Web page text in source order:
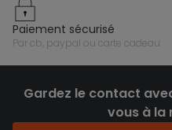
paiement sécurisé
par cb, paypal ou carte cadeau
Gardez le contact
vous à la